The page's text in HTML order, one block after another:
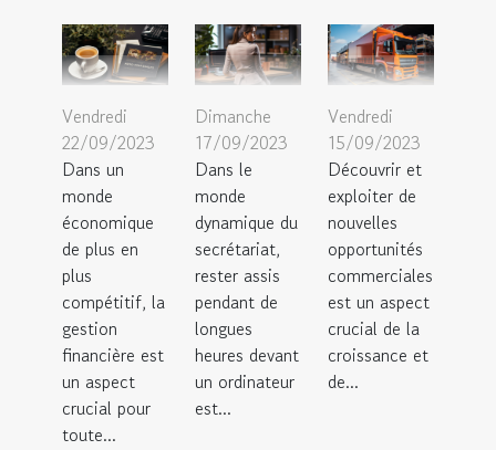
Vendredi
22/09/2023
Dans un
monde
économique
de plus en
plus
compétitif, la
gestion
financière est
un aspect
crucial pour
toute...
Dimanche
17/09/2023
Dans le
monde
dynamique du
secrétariat,
rester assis
pendant de
longues
heures devant
un ordinateur
est...
Vendredi
15/09/2023
Découvrir et
exploiter de
nouvelles
opportunités
commerciales
est un aspect
crucial de la
croissance et
de...